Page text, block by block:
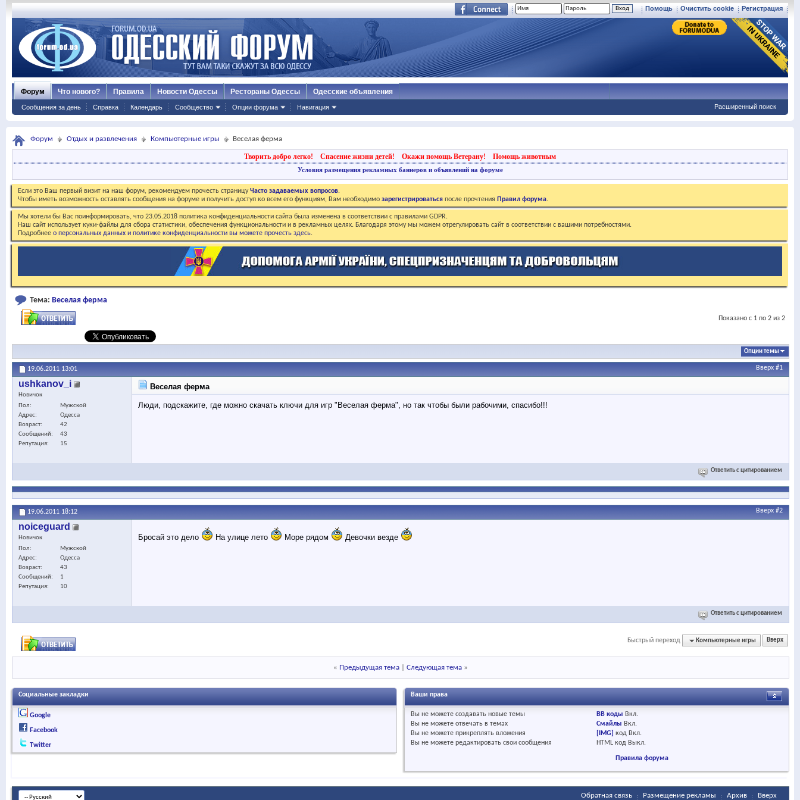
Регистрация
Очистить cookie
Помощь
Форум
Сообщения за день Справка Календарь Сообщество Опции форума Навигация
Что нового? Правила Новости Одессы Рестораны Одессы Одесские объявления
Расширенный поиск
Форум Отдых и развлечения Компьютерные игры Веселая ферма
Творить добро легко! Спасение жизни детей! Окажи помощь Ветерану! Помощь животным
Условия размещения рекламных баннеров и объявлений на форуме
Если это Ваш первый визит на наш форум, рекомендуем прочесть страницуЧасто задаваемых вопросов.
Чтобы иметь возможность оставлять сообщения на форуме и получить доступ ко всем его функциям, Вам необходимо зарегистрироваться после прочтения Правил форума.
Мы хотели бы Вас поинформировать, что 23.05.2018 политика конфиденциальности сайта была изменена в соответствии с правилами GDPR.
Наш сайт использует куки-файлы для сбора статистики, обеспечения функциональности и в рекламных целях. Благодаря этому мы можем отрегулировать сайт в соответствии с вашими потребностями.
Подробнее о персональных данных и политике конфиденциальности вы можете прочесть здесь.
Тема: Веселая ферма
Показано с 1 по 2 из 2
Опции темы
19.06.2011 13:01 Вверх #1
ushkanov_i
Новичок
Пол
Мужской
Адрес
Одесса
Возраст
42
Сообщений
43
Репутация
15
Веселая ферма
Люди, подскажите, где можно скачать ключи для игр "Веселая ферма", но так чтобы были рабочими, спасибо!!!
Ответить с цитированием
19.06.2011 18:12 Вверх #2
noiceguard
Новичок
Пол
Мужской
Адрес
Одесса
Возраст
43
Сообщений
1
Репутация
10
Бросай это дело На улице лето Море рядом Девочки везде
Ответить с цитированием
Быстрый переход Компьютерные игры Вверх
« Предыдущая тема Следующая тема »
Социальные закладки
Google
Facebook
Twitter
Ваши права
Вы не можетесоздавать новые темы
Вы не можетеотвечать в темах
Вы не можетеприкреплять вложения
Вы не можетередактировать свои сообщения
BB коды Вкл.
Смайлы Вкл.
[IMG] код Вкл.
HTML код Выкл.
Правила форума
Обратная связь Размещение рекламы Архив Вверх